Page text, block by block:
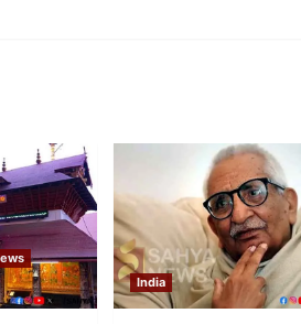
India